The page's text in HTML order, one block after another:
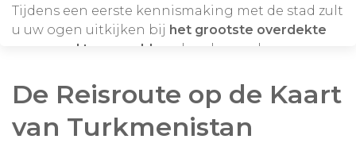
Tijdens een eerste kennismaking met de stad zult
u uw ogen uitkijken bij het grootste overdekte
reuzenrad ter wereld en de vele gouden
indruk geeft meteen een beeld van de unieke
architectuur en grandeur die Ashgabat
kenmerken.
De Reisroute op de Kaart
van Turkmenistan